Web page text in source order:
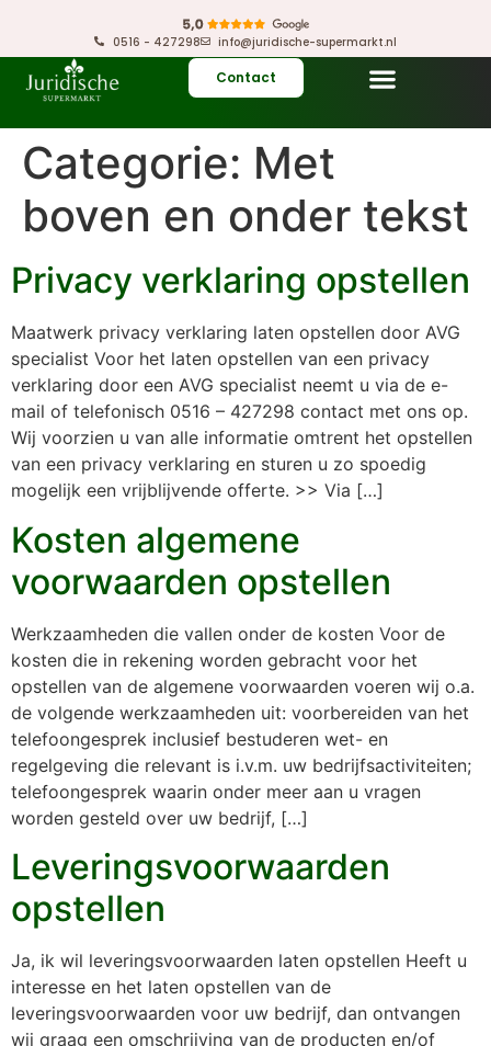
0516 - 427298 info@juridische-supermarkt.nl
Contact
Categorie: Met
boven en onder tekst
Privacy verklaring opstellen
Maatwerk privacy verklaring laten opstellen door AVG
specialist Voor het laten opstellen van een privacy
verklaring door een AVG specialist neemt u via de e-
mail of telefonisch 0516 – 427298 contact met ons op.
Wij voorzien u van alle informatie omtrent het opstellen
van een privacy verklaring en sturen u zo spoedig
mogelijk een vrijblijvende offerte. >> Via […]
Kosten algemene
voorwaarden opstellen
Werkzaamheden die vallen onder de kosten Voor de
kosten die in rekening worden gebracht voor het
opstellen van de algemene voorwaarden voeren wij o.a.
de volgende werkzaamheden uit: voorbereiden van het
telefoongesprek inclusief bestuderen wet- en
regelgeving die relevant is i.v.m. uw bedrijfsactiviteiten;
telefoongesprek waarin onder meer aan u vragen
worden gesteld over uw bedrijf, […]
Leveringsvoorwaarden
opstellen
Ja, ik wil leveringsvoorwaarden laten opstellen Heeft u
interesse en het laten opstellen van de
leveringsvoorwaarden voor uw bedrijf, dan ontvangen
wij graag een omschrijving van de producten en/of